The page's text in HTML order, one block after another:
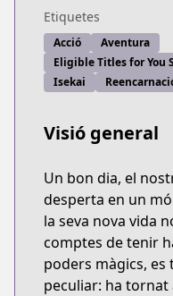
Etiquetes
Acció
Aventura
Eligible Titles for You
Isekai
Visió general
Un bon dia, el
desperta en un
la seva nova vida
comptes de tenir
poders màgics,
peculiar: ha tornat